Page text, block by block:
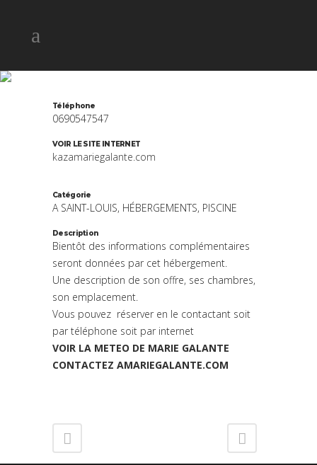
Téléphone
0690547547
VOIR LE SITE INTERNET
kazamariegalante.com
Catégorie
A SAINT-LOUIS, HÉBERGEMENTS, PISCINE
Description
Bientôt des informations complémentaires
seront données par cet hébergement.
Une description de son offre, ses chambres,
son emplacement.
Vous pouvez réserver en le contactant soit
par téléphone soit par internet
VOIR LA METEO DE MARIE GALANTE
CONTACTEZ AMARIEGALANTE.COM